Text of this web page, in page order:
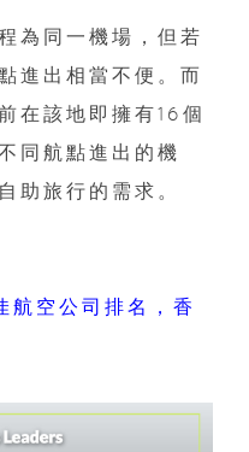
為同一機場，但若
進出相當不便。而
在該地即擁有16個
同航點進出的機
助旅行的需求。
空公司排名，香